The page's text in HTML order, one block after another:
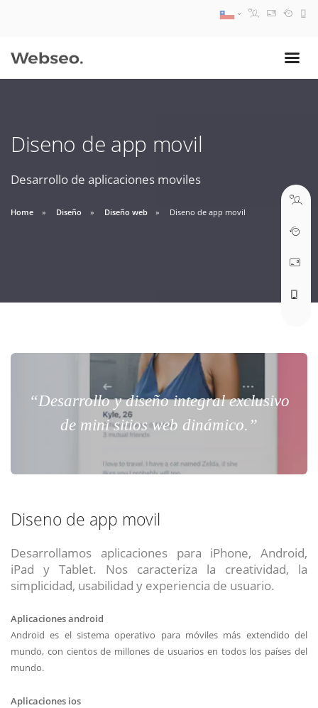
Diseno de app movil
Desarrollo de aplicaciones moviles
Home Diseño Diseño web Diseno de app movil
“Desarrollo y diseño integral exclusivo
de mini sitios web dinámico.”
Diseno de app movil
Desarrollamos aplicaciones para iPhone, Android,
iPad y Tablet. Nos caracteriza la creatividad, la
simplicidad, usabilidad y experiencia de usuario.
Aplicaciones android
Android es el sistema operativo para móviles más extendido del
mundo, con cientos de millones de usuarios en todos los países del
mundo.
Aplicaciones ios
09:30 AM A 18:30 PM
soporte@webseo.cl